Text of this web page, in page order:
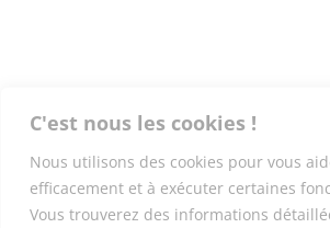
C'est nous les cookies !
Nous utilisons des cookies pour vous
efficacement et à exécuter certaines
Vous trouverez des informations